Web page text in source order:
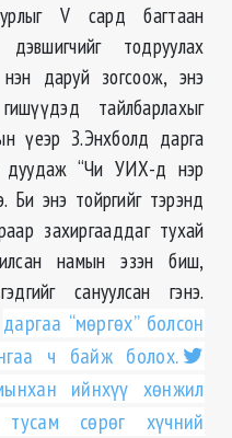
V сард багтаан
тодруулах
даруй зогсоож, энэ
тайлбарлахыг
үеэр З.Энхболд дарга
дуудаж “Чи УИХ-д нэр
Би энэ тойргийг тэрэнд
захиргааддаг тухай
намын эзэн биш,
сануулсан гэнэ.
даргаа “мөргөх” болсон
ч байж болох.
ийнхүү хөнжил
сөрөг хүчний